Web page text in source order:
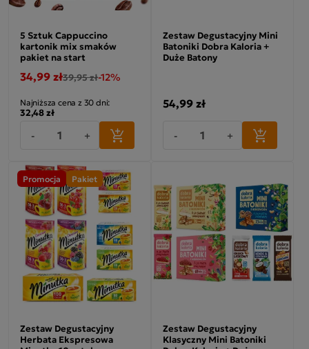
5 Sztuk Cappuccino
kartonik mix smaków
pakiet na start
34,99 zł39,95 zł-12%
Najniższa cena z 30 dni:
32,48 zł
- +
Zestaw Degustacyjny Mini
Batoniki Dobra Kaloria +
Duże Batony
54,99 zł
- +
Promocja Pakiet
Zestaw Degustacyjny
Herbata Ekspresowa
Zestaw Degustacyjny
Klasyczny Mini Batoniki